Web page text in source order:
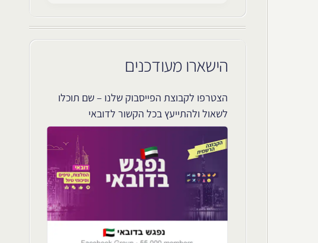
הישארו מעודכנים
הצטרפו לקבוצת הפייסבוק שלנו – שם תוכלו
לשאול ולהתייעץ בכל הקשור לדובאי